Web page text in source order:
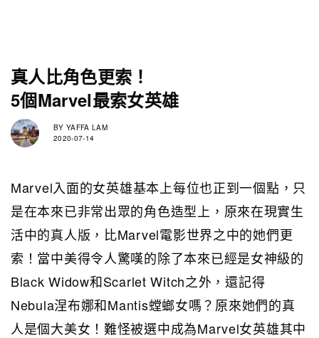
真人比角色更索！
5個Marvel最索女英雄
BY YAFFA LAM
2020-07-14
Marvel入面的女英雄基本上每位也正到一個點，只
是在本來已非常出眾的角色造型上，原來在現實生
活中的真人版，比Marvel電影世界之中的她們更
索！當中美得令人驚嘆的除了本來已經是女神級的
Black Widow和Scarlet Witch之外，還記得
Nebula涅布娜和Mantis螳螂女嗎？原來她們的真
人是個大美女！難怪被選中成為Marvel女英雄其中